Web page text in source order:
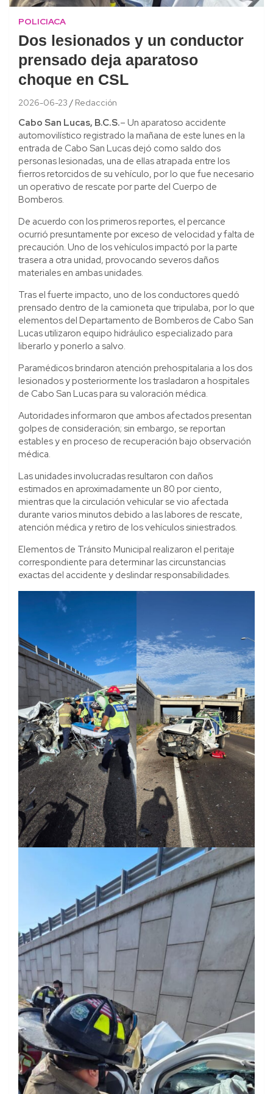
POLICIACA
Dos lesionados y un conductor
prensado deja aparatoso
choque en CSL
2026-06-23 Redacción
Cabo San Lucas, B.C.S.– Un aparatoso accidente
automovilístico registrado la mañana de este lunes en la
entrada de Cabo San Lucas dejó como saldo dos
personas lesionadas, una de ellas atrapada entre los
fierros retorcidos de su vehículo, por lo que fue necesario
un operativo de rescate por parte del Cuerpo de
Bomberos.
De acuerdo con los primeros reportes, el percance
ocurrió presuntamente por exceso de velocidad y falta de
precaución. Uno de los vehículos impactó por la parte
trasera a otra unidad, provocando severos daños
materiales en ambas unidades.
Tras el fuerte impacto, uno de los conductores quedó
prensado dentro de la camioneta que tripulaba, por lo que
elementos del Departamento de Bomberos de Cabo San
Lucas utilizaron equipo hidráulico especializado para
liberarlo y ponerlo a salvo.
Paramédicos brindaron atención prehospitalaria a los dos
lesionados y posteriormente los trasladaron a hospitales
de Cabo San Lucas para su valoración médica.
Autoridades informaron que ambos afectados presentan
golpes de consideración; sin embargo, se reportan
estables y en proceso de recuperación bajo observación
médica.
Las unidades involucradas resultaron con daños
estimados en aproximadamente un 80 por ciento,
mientras que la circulación vehicular se vio afectada
durante varios minutos debido a las labores de rescate,
atención médica y retiro de los vehículos siniestrados.
Elementos de Tránsito Municipal realizaron el peritaje
correspondiente para determinar las circunstancias
exactas del accidente y deslindar responsabilidades.